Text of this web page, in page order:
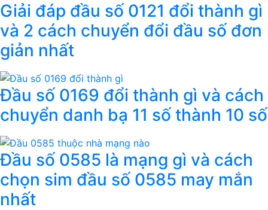
Giải đáp đầu số 0121 đổi thành gì
và 2 cách chuyển đổi đầu số đơn
giản nhất
Đầu số 0169 đổi thành gì và cách
chuyển danh bạ 11 số thành 10 số
Đầu số 0585 là mạng gì và cách
chọn sim đầu số 0585 may mắn
nhất